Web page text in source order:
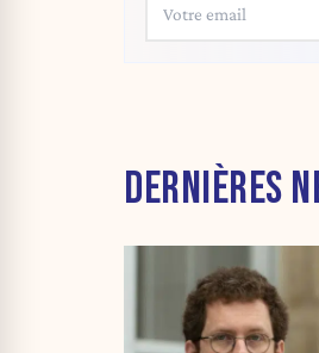
DERNIÈRES